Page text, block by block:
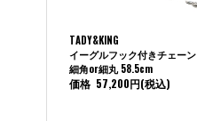
TADY&KING
イーグルフック付きチェーン
細角or細丸 58.5cm
価格 57,200円(税込)